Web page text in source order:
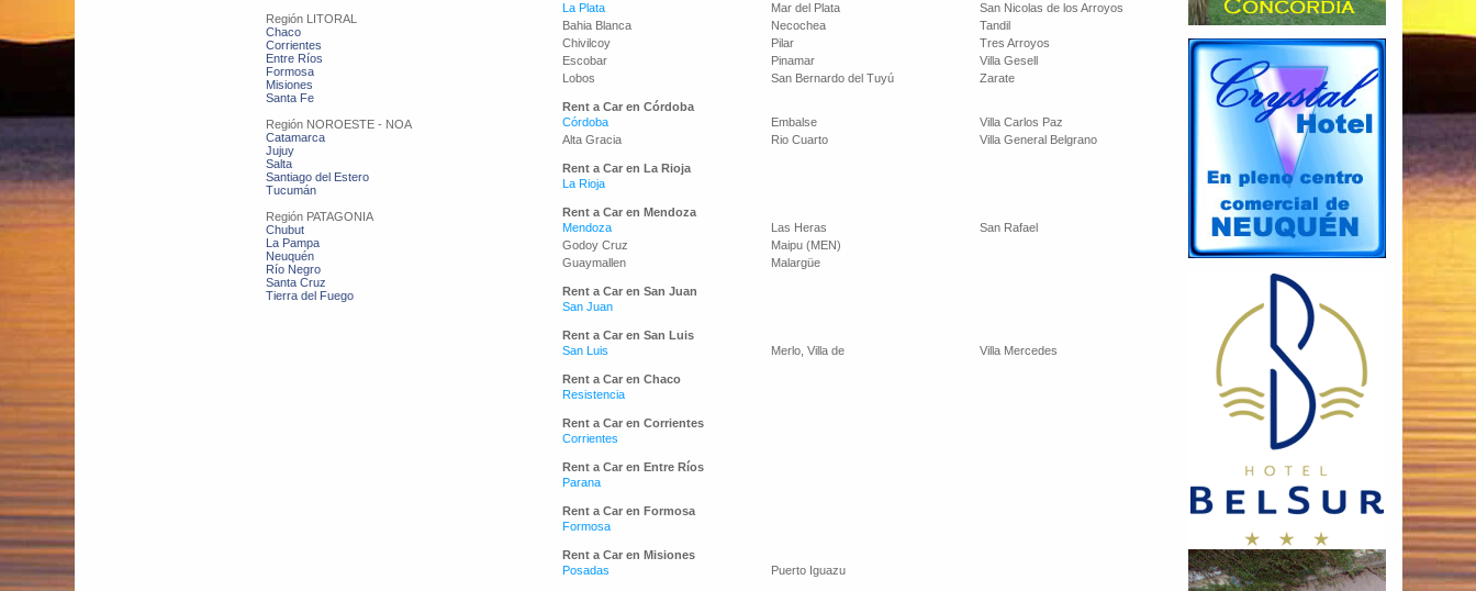
Región LITORAL
Chaco
Corrientes
Entre Ríos
Formosa
Misiones
Santa Fe
Región NOROESTE - NOA
Catamarca
Jujuy
Salta
Santiago del Estero
Tucumán
Región PATAGONIA
Chubut
La Pampa
Neuquén
Río Negro
Santa Cruz
Tierra del Fuego
La Plata
Bahia Blanca
Chivilcoy
Escobar
Lobos
Mar del Plata
Necochea
Pilar
Pinamar
San Bernardo del Tuyú
San Nicolas de los Arroyos
Tandil
Tres Arroyos
Villa Gesell
Zarate
Rent a Car en Córdoba
Córdoba
Alta Gracia
Embalse
Rio Cuarto
Villa Carlos Paz
Villa General Belgrano
Rent a Car en La Rioja
La Rioja
Rent a Car en Mendoza
Mendoza
Godoy Cruz
Guaymallen
Las Heras
Maipu (MEN)
Malargüe
San Rafael
Rent a Car en San Juan
San Juan
Rent a Car en San Luis
San Luis
Merlo, Villa de Villa Mercedes
Rent a Car en Chaco
Resistencia
Rent a Car en Corrientes
Corrientes
Rent a Car en Entre Ríos
Parana
Rent a Car en Formosa
Formosa
Rent a Car en Misiones
Posadas
Puerto Iguazu